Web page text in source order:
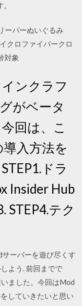
ーパーぬいぐるみ
クロファイバークロ
対象
ンクラフ
がベータ
回は、こ
入方法を
ドラ
Insider Hub
STEP4.テク
ーバーを遊び尽くす
よう. 前回までで
ました。今回はMod
していきたいと思い